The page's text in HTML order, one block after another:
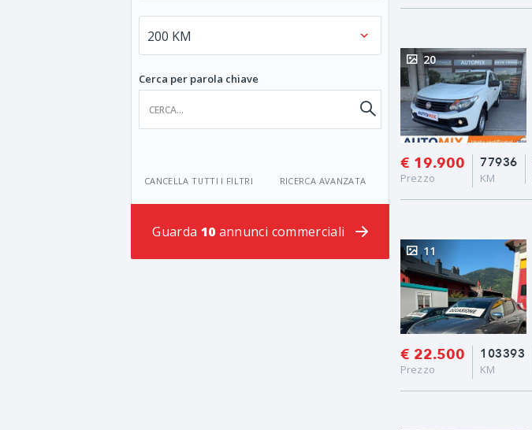
20
€ 19.900
Prezzo
77936
KM
11
€ 22.500
Prezzo
103393
KM
Cerca per parola chiave
CANCELLA TUTTI I FILTRI RICERCA AVANZATA
Guarda 10 annunci commerciali